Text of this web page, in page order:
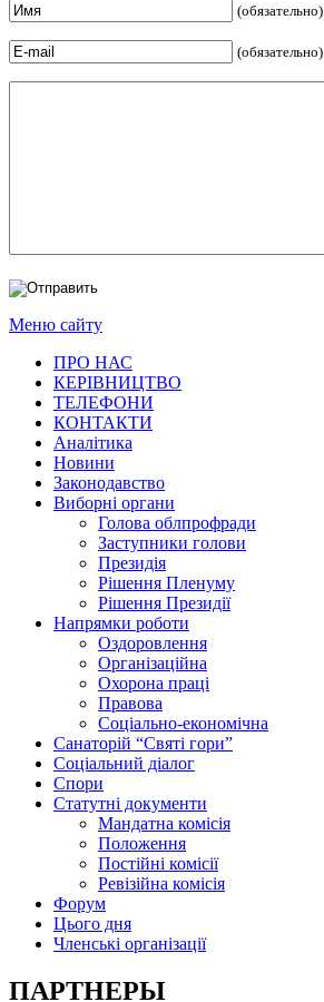
(обязательно)
(обязательно)
Меню сайту
ПРО НАС
КЕРІВНИЦТВО
ТЕЛЕФОНИ
КОНТАКТИ
Аналітика
Новини
Законодавство
Виборні органи
Голова облпрофради
Заступники голови
Президія
Рішення Пленуму
Рішення Президії
Напрямки роботи
Оздоровлення
Організаційна
Охорона праці
Правова
Соціально-економічна
Санаторій “Святі гори”
Соціальний діалог
Спори
Статутні документи
Мандатна комісія
Положення
Постійні комісії
Ревізійна комісія
Форум
Цього дня
Членські організації
ПАРТНЕРЫ